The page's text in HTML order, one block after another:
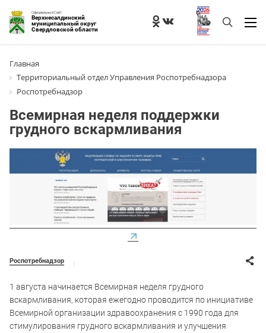
Официальный Сайт
Верхнесалдинский
муниципальный округ
Свердловской области
Главная
Территориальный отдел Управления Роспотребнадзора
Роспотребнадзор
Всемирная неделя поддержки
грудного вскармливания
Роспотребнадзор
1 августа начинается Всемирная неделя грудного
вскармливания, которая ежегодно проводится по инициативе
Всемирной организации здравоохранения с 1990 года для
стимулирования грудного вскармливания и улучшения